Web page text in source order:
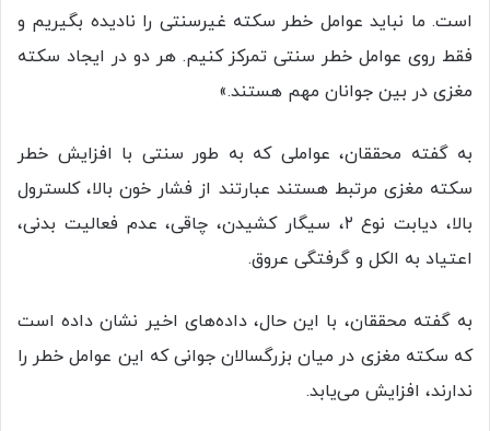
است. ما نباید عوامل خطر سکته غیرسنتی را نادیده بگیریم و
فقط روی عوامل خطر سنتی تمرکز کنیم. هر دو در ایجاد سکته
مغزی در بین جوانان مهم هستند.»
به گفته محققان، عواملی که به طور سنتی با افزایش خطر
سکته مغزی مرتبط هستند عبارتند از فشار خون بالا، کلسترول
بالا، دیابت نوع ۲، سیگار کشیدن، چاقی، عدم فعالیت بدنی،
اعتیاد به الکل و گرفتگی عروق.
به گفته محققان، با این حال، داده‌های اخیر نشان داده است
که سکته مغزی در میان بزرگسالان جوانی که این عوامل خطر را
ندارند، افزایش می‌یابد.